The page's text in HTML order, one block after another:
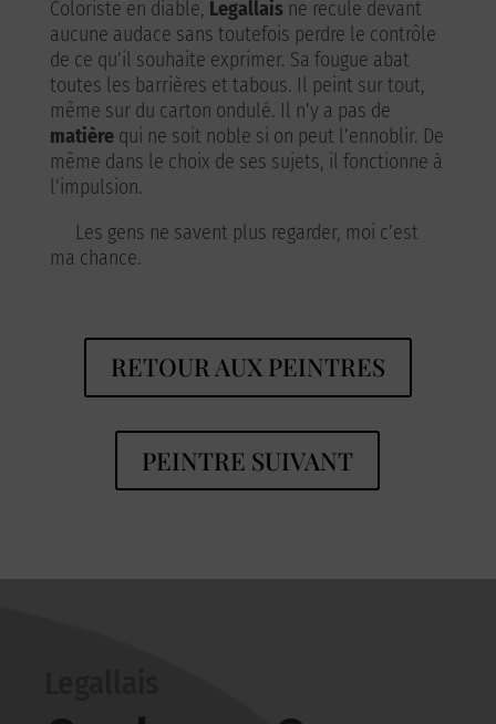
Coloriste en diable, Legallaisne recule devant
aucune audace sans toutefois perdre le contrôle
de ce qu’il souhaite exprimer. Sa fougue abat
toutes les barrières et tabous. Il peint sur tout,
même sur du carton ondulé. Il n’y a pas de
matièrequi ne soit noble si on peut l’ennoblir. De
même dans le choix de ses sujets, il fonctionne à
l’impulsion.
Les gens ne savent plus regarder, moi c’est
ma chance.
RETOUR AUX PEINTRES
PEINTRE SUIVANT